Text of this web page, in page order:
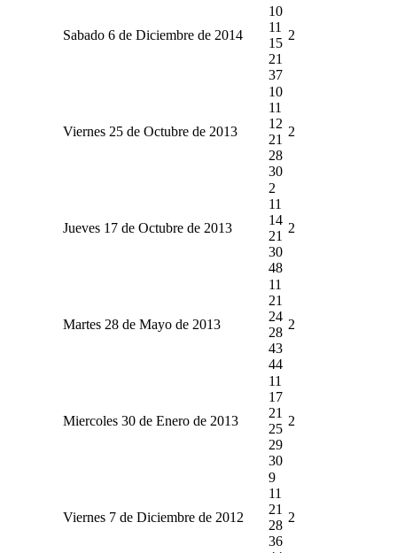
Sabado 6 de Diciembre de 2014
10
11
15
21
37
2
Viernes 25 de Octubre de 2013
10
11
12
21
28
30
2
Jueves 17 de Octubre de 2013
2
11
14
21
30
48
2
Martes 28 de Mayo de 2013
11
21
24
28
43
44
2
Miercoles 30 de Enero de 2013
11
17
21
25
29
30
2
Viernes 7 de Diciembre de 2012
9
11
21
28
36
2